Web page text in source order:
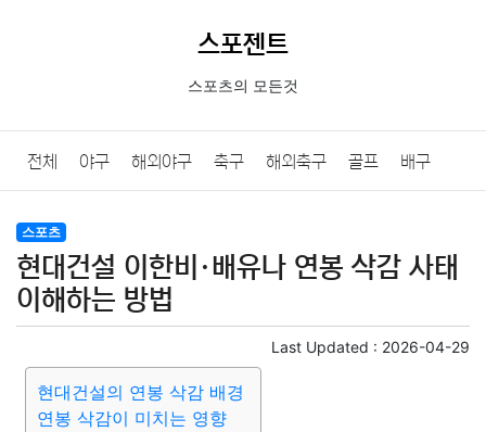
스포젠트
스포츠의 모든것
전체 야구 해외야구 축구 해외축구 골프 배구
농구
스포츠
현대건설 이한비·배유나 연봉 삭감 사태
이해하는 방법
Last Updated : 2026-04-29
현대건설의 연봉 삭감 배경
연봉 삭감이 미치는 영향